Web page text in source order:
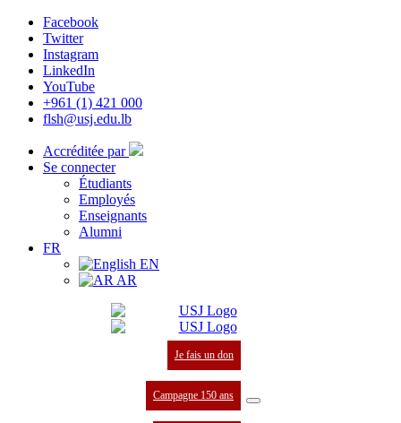
Facebook
Twitter
Instagram
LinkedIn
YouTube
+961 (1) 421 000
flsh@usj.edu.lb
Accréditée par
Se connecter
Étudiants
Employés
Enseignants
Alumni
FR
EN
AR
Je fais un don
Campagne 150 ans